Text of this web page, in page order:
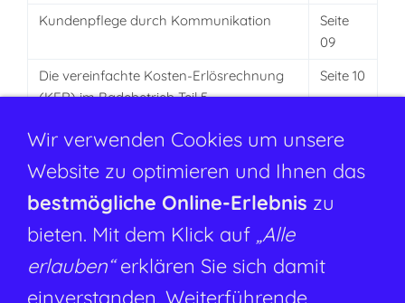
Kundenpflege durch Kommunikation
Seite
09
Die vereinfachte Kosten-Erlösrechnung
(KER) im Badebetrieb Teil 5
Seite 10
Einstieg zum Aufstieg
Meisterbriefverleihung der
Bundesschwimmmeisterschule
Aquavita Sport- und Freizeitbad Torgau
Seite 12
Zur Nachahmung empfohlen: Platsch
Erlebnisbad
Sparte Recht
Wir verwenden Cookies um unsere
Website zu optimieren und Ihnen das
bestmögliche Online-Erlebnis zu
bieten. Mit dem Klick auf „Alle
erlauben“erklären Sie sich damit
einverstanden. Weiterführende